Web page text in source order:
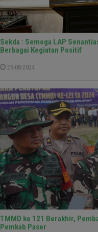
Sekda : Semoga LAP
Berbagai Kegiatan Positif
25-08-2024
TMMD ke 121 Berakhir,
Pemkab Paser